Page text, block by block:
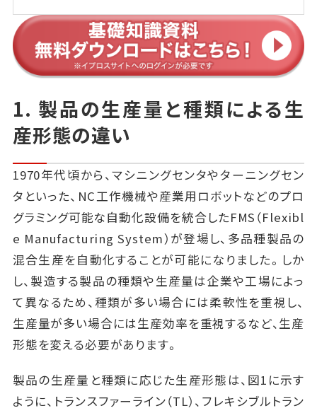
1. 製品の生産量と種類による生
産形態の違い
1970年代頃から、マシニングセンタやターニングセン
タといった、NC工作機械や産業用ロボットなどのプロ
グラミング可能な自動化設備を統合したFMS（Flexibl
e Manufacturing System）が登場し、多品種製品の
混合生産を自動化することが可能になりました。しか
し、製造する製品の種類や生産量は企業や工場によっ
て異なるため、種類が多い場合には柔軟性を重視し、
生産量が多い場合には生産効率を重視するなど、生産
形態を変える必要があります。
製品の生産量と種類に応じた生産形態は、図1に示す
ように、トランスファーライン（TL）、フレキシブルトラン